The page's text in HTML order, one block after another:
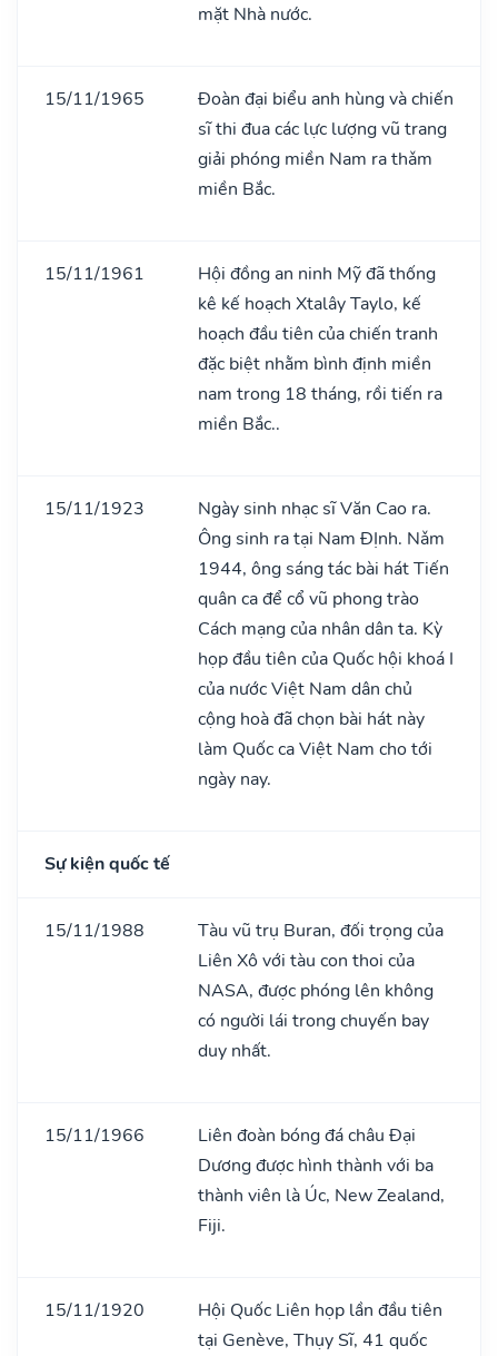
mặt Nhà nước.
15/11/1965
Đoàn đại biểu anh hùng và chiến
sĩ thi đua các lực lượng vũ trang
giải phóng miền Nam ra thǎm
miền Bắc.
15/11/1961
Hội đồng an ninh Mỹ đã thống
kê kế hoạch Xtalây Taylo, kế
hoạch đầu tiên của chiến tranh
đặc biệt nhằm bình định miền
nam trong 18 tháng, rồi tiến ra
miền Bắc..
15/11/1923
Ngày sinh nhạc sĩ Văn Cao ra.
Ông sinh ra tại Nam ĐỊnh. Nǎm
1944, ông sáng tác bài hát Tiến
quân ca để cổ vũ phong trào
Cách mạng của nhân dân ta. Kỳ
họp đầu tiên của Quốc hội khoá I
của nước Việt Nam dân chủ
cộng hoà đã chọn bài hát này
làm Quốc ca Việt Nam cho tới
ngày nay.
Sự kiện quốc tế
15/11/1988
Tàu vũ trụ Buran, đối trọng của
Liên Xô với tàu con thoi của
NASA, được phóng lên không
có người lái trong chuyến bay
duy nhất.
15/11/1966
Liên đoàn bóng đá châu Đại
Dương được hình thành với ba
thành viên là Úc, New Zealand,
Fiji.
15/11/1920
Hội Quốc Liên họp lần đầu tiên
tại Genève, Thụy Sĩ, 41 quốc